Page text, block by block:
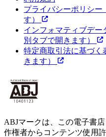
プライバシーポリシー
す）
インフォマティブデー
別タブで開きます）
特定商取引法に基づく
きます）
ABJマークは、この電子書
作権者からコンテンツ使用